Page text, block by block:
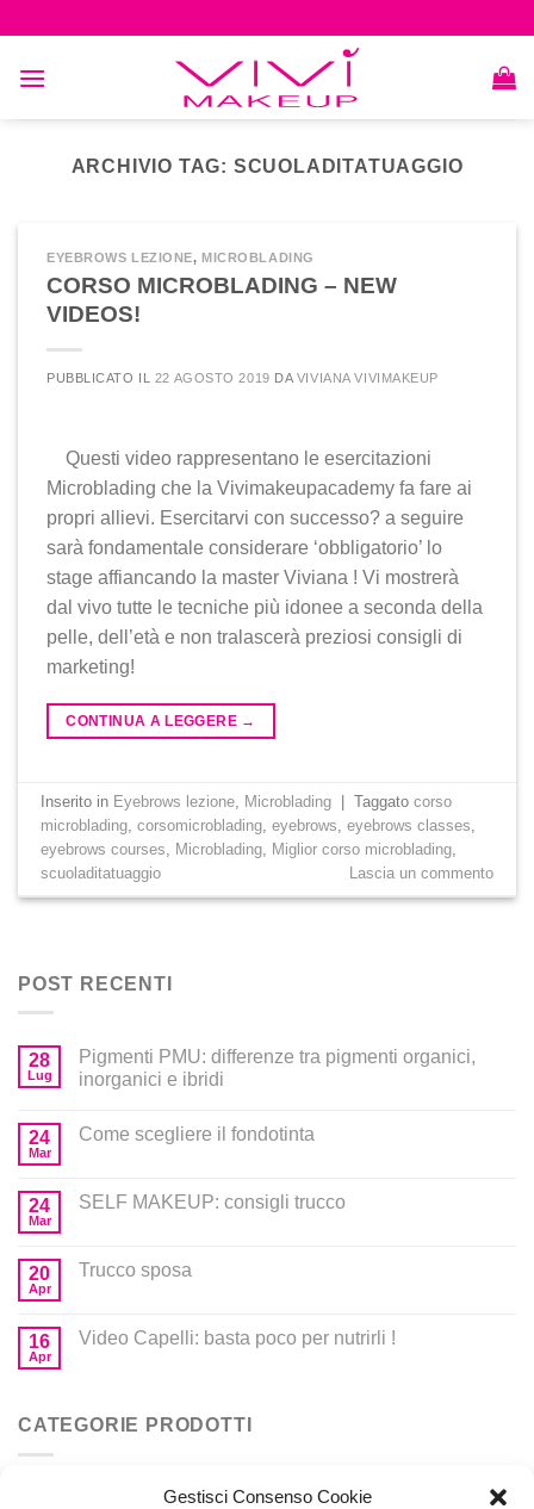
Gestisci Consenso Cookie
content
ARCHIVIO TAG: SCUOLADITATUAGGIO
EYEBROWS LEZIONE, MICROBLADING
CORSO MICROBLADING – NEW
VIDEOS!
PUBBLICATO IL 22 AGOSTO 2019 DA VIVIANA VIVIMAKEUP
Questi video rappresentano le esercitazioni
Microblading che la Vivimakeupacademy fa fare ai
propri allievi. Esercitarvi con successo? a seguire
sarà fondamentale considerare ‘obbligatorio’ lo
stage affiancando la master Viviana ! Vi mostrerà
dal vivo tutte le tecniche più idonee a seconda della
pelle, dell’età e non tralascerà preziosi consigli di
marketing!
CONTINUA A LEGGERE →
Inserito in Eyebrows lezione Microblading Taggatocorso
microblading ,corsomicroblading ,eyebrows ,eyebrows classes
eyebrows courses
Microblading Miglior corso microblading
scuoladitatuaggio
Lascia un commento
POST RECENTI
28
Lug
Pigmenti PMU: differenze tra pigmenti organici,
inorganici e ibridi
24
Mar
Come scegliere il fondotinta
24
Mar
SELF MAKEUP: consigli trucco
20
Apr
Trucco sposa
16
Apr
Video Capelli: basta poco per nutrirli !
CATEGORIE PRODOTTI